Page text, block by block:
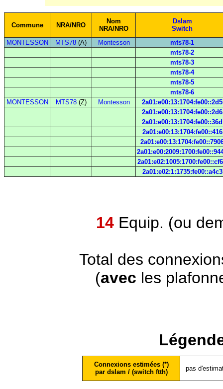
Commune NRA/NRO
Nom
NRA/NRO
Dslam
Switch
MONTESSON
MTS78 (A) Montesson
mts78-1
mts78-2
mts78-3
mts78-4
mts78-5
mts78-6
MONTESSON
MTS78(Z) Montesson
2a01:e00:13:1704:fe00::2d5
2a01:e00:13:1704:fe00::2d6
2a01:e00:13:1704:fe00::36d
2a01:e00:13:1704:fe00::416
2a01:e02:1:1735:fe00::a4c3
14 Equip. (ou
Total des
(avec les
Connexions estimées (*)
par dslam / (switch ftth)
pas